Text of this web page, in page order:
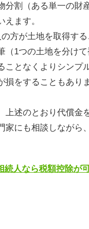
分割（ある単一の財
えます。
方が土地を取得す
（1つの土地を分け
ことなくよりシンプ
損をすることもあり
上述のとおり代償金
家にも相談しながら
続人なら税額控除が